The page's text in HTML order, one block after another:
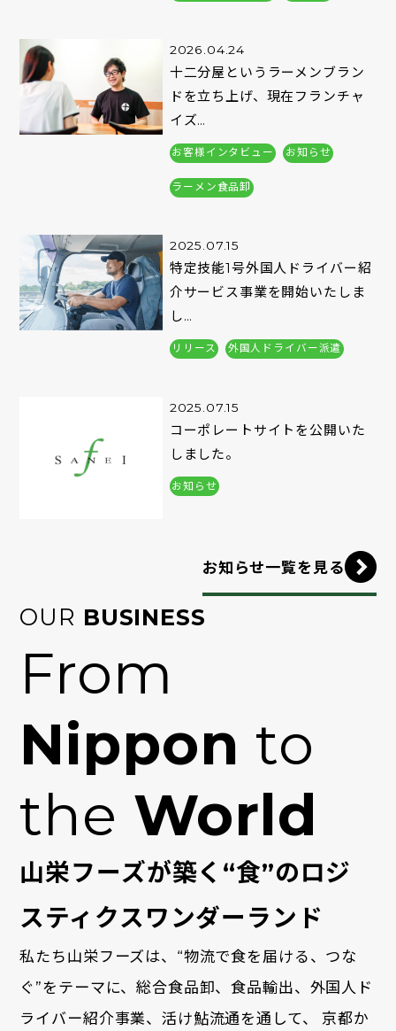
2026.04.24
十二分屋というラーメンブラン
ドを立ち上げ、現在フランチャ
イズ…
お客様インタビュー お知らせ
ラーメン食品卸
2025.07.15
特定技能1号外国人ドライバー紹
介サービス事業を開始いたしま
し…
リリース 外国人ドライバー派遣
2025.07.15
コーポレートサイトを公開いた
しました。
お知らせ
お知らせ一覧を見る
OUR BUSINESS
From
Nippon to
the World
山栄フーズが築く“食”のロジ
スティクスワンダーランド
私たち山栄フーズは、“物流で食を届ける、つな
ぐ”をテーマに、総合食品卸、食品輸出、外国人ド
ライバー紹介事業、活け鮎流通を通して、
京都か